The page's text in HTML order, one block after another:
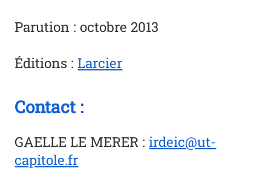
Parution : octobre 2013
Éditions :Larcier
Contact :
GAELLE LE MERER :irdeic@ut-
capitole.fr